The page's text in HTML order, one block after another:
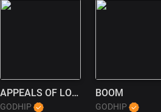
APPEALS OF LOVE
GODHIP
BOOM
GODHIP